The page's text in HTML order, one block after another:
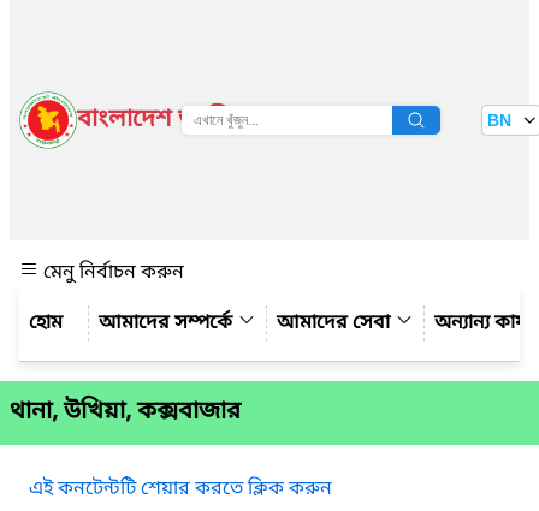
বাংলাদেশ জাতীয় তথ্য বাতায়ন BN
মেনু নির্বাচন করুন
আমাদের সম্পর্কে
আমাদের সেবা অন্যান্য
থানা, উখিয়া, কক্সবাজার
এই কনটেন্টটি শেয়ার করতে ক্লিক করুন